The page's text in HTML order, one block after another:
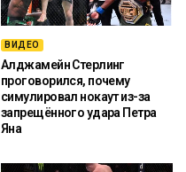
ВИДЕО
Алджамейн Стерлинг
проговорился, почему
симулировал нокаут из-за
запрещённого удара Петра
Яна